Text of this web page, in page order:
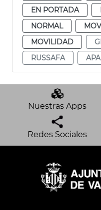
EN PORTADA
NORMAL
MOVILIDAD
RUSSAFA
Nuestras Apps
Redes Sociales